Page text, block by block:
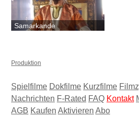
Samarkande
Produktion
Spielfilme Dokfilme Kurzfilme
Nachrichten F-Rated FAQ Kontakt
AGB Kaufen Aktivieren Abo